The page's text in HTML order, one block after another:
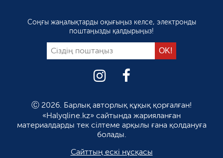
Соңғы жаңалықтарды оқығыңыз келсе, электронды
поштаңызды қалдырыңыз!
Ⓒ 2026. Барлық авторлық құқық қорғалған!
«Halyqline.kz» сайтында жарияланған
материалдарды тек сілтеме арқылы ғана қолдануға
болады.
Сайттың ескі нұсқасы